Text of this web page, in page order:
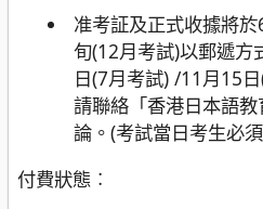
准考証及正式收據將
旬(12月考試)以郵遞方
日(7月考試) /11月15
請聯絡「香港日本語
論。(考試當日考生必
付費狀態︰